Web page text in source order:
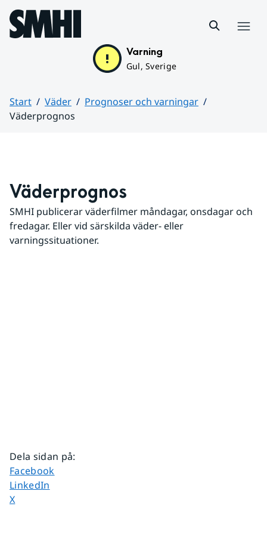
Hoppa till sidans innehåll
Varning
Gul, Sverige
Start Väder
Prognoser och varningar
Väderprognos
Väderprognos
SMHI publicerar väderfilmer måndagar, onsdagar och
fredagar. Eller vid särskilda väder- eller
varningssituationer.
Dela sidan på:
Dela sidan på
Facebook
Dela sidan på
LinkedIn
Dela sidan på
X